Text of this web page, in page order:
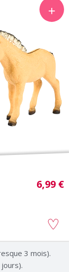
＋
6,99 €
3 mois).